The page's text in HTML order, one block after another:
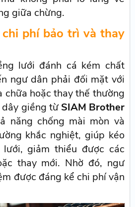
giữa chừng.
phí bảo trì và thay
lưới đánh cá kém chất
ngư dân phải đối mặt với
chữa hoặc thay thế thường
giềng từ SIAM Brother
năng chống mài mòn và
khắc nghiệt, giúp kéo
giảm thiểu được các
thay mới. Nhờ đó, ngư
được đáng kể chi phí vận